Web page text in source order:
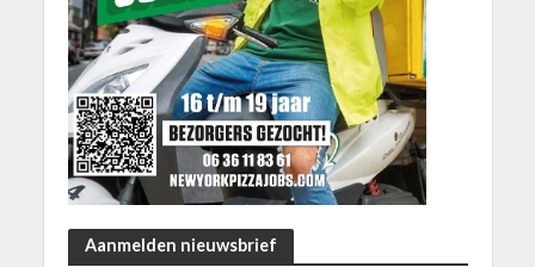
Aanmelden nieuwsbrief